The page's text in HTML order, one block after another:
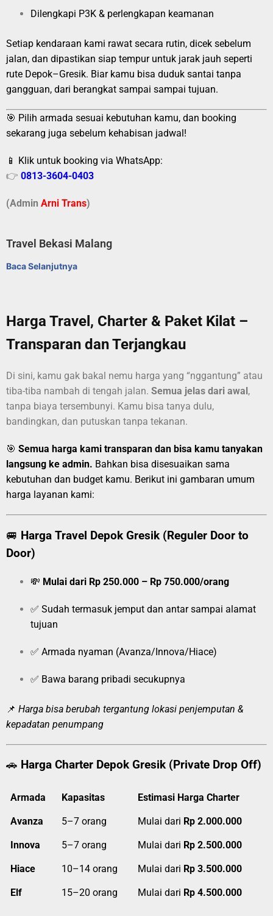
Dilengkapi P3K & perlengkapan keamanan
Setiap kendaraan kami rawat secara rutin, dicek sebelum
jalan, dan dipastikan siap tempur untuk jarak jauh seperti
rute Depok–Gresik. Biar kamu bisa duduk santai tanpa
gangguan, dari berangkat sampai sampai tujuan.
🎯 Pilih armada sesuai kebutuhan kamu, dan booking
sekarang juga sebelum kehabisan jadwal!
📱 Klik untuk booking via WhatsApp:
👉 0813-3604-0403
(Admin Arni Trans)
Travel Bekasi Malang
Baca Selanjutnya
Harga Travel, Charter & Paket Kilat –
Transparan dan Terjangkau
Di sini, kamu gak bakal nemu harga yang “nggantung” atau
tiba-tiba nambah di tengah jalan. Semua jelas dari awal ,
tanpa biaya tersembunyi. Kamu bisa tanya dulu,
bandingkan, dan putuskan tanpa tekanan.
🎯 Semua harga kami transparan dan bisa kamu tanyakan
langsung ke admin. Bahkan bisa disesuaikan sama
kebutuhan dan budget kamu. Berikut ini gambaran umum
harga layanan kami:
🚐 Harga Travel Depok Gresik (Reguler Door to
Door)
💸 Mulai dari Rp 250.000 – Rp 750.000/orang
✅ Sudah termasuk jemput dan antar sampai alamat
tujuan
✅ Armada nyaman (Avanza/Innova/Hiace)
✅ Bawa barang pribadi secukupnya
📌 Harga bisa berubah tergantung lokasi penjemputan &
kepadatan penumpang
🚗 Harga Charter Depok Gresik (Private Drop Off)
Armada Kapasitas Estimasi Harga Charter
Avanza 5–7 orang Mulai dari Rp 2.000.000
Innova 5–7 orang Mulai dari Rp 2.500.000
Hiace 10–14 orang Mulai dari Rp 3.500.000
Elf 15–20 orang Mulai dari Rp 4.500.000